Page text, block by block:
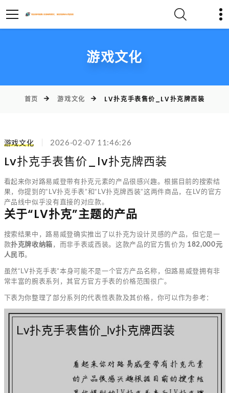
游戏文化
首页 游戏文化 LV扑克手表售价_LV扑克牌西装
游戏文化 2026-02-07 11:46:26
Lv扑克手表售价_lv扑克牌西装
看起来你对路易威登带有扑克元素的产品很感兴趣。根据目前的搜索结
果，你提到的“LV扑克手表”和“LV扑克牌西装”这两件商品，在LV的官方
产品线中似乎没有直接的对应款。
关于“LV扑克”主题的产品
搜索结果中，路易威登确实推出了以扑克为设计灵感的产品，但它是一
款扑克牌收纳箱，而非手表或西装。这款产品的官方售价为 182,000元
人民币。
虽然“LV扑克手表”本身可能不是一个官方产品名称，但路易威登拥有非
常丰富的腕表系列，其官方官方手表的价格范围很广。
下表为你整理了部分系列的代表性表款及其价格，你可以作为参考：